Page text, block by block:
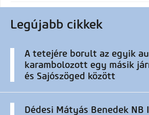
Legújabb cikkek
A tetejére borult az egyik
karambolozott egy másik
és Sajószöged között
Dédesi Mátyás Benedek NB